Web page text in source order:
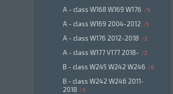
A - class W168 W169 W176 9
A - class W169 2004-2012 5
A - class W176 2012-2018 2
A - class W177 V177 2018- 2
B - class W245 W242 W246 8
B - class W242 W246 2011-
2018
3